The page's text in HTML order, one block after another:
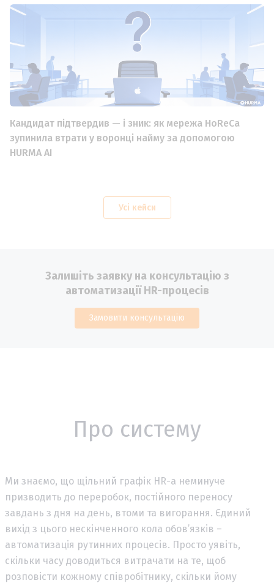
Кандидат підтвердив — і зник: як мережа HoReCa
зупинила втрати у воронці найму за допомогою
HURMA AI
Усі кейси
Залишіть заявку на консультацію з
автоматизації HR-процесів
Замовити консультацію
Про систему
Ми знаємо, що щільний графік HR-а неминуче
призводить до переробок, постійного переносу
завдань з дня на день, втоми та вигорання. Єдиний
вихід з цього нескінченного кола обов’язків –
автоматизація рутинних процесів. Просто уявіть,
скільки часу доводиться витрачати на те, щоб
розповісти кожному співробітнику, скільки йому